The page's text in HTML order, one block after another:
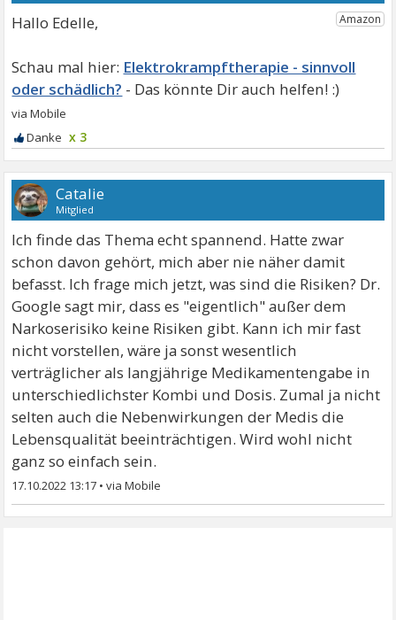
Hallo Edelle,
Elektrokrampftherapie - sinnvoll
oder schädlich?
x 3
Catalie
Mitglied
Ich finde das Thema echt spannend. Hatte zwar
schon davon gehört, mich aber nie näher damit
befasst. Ich frage mich jetzt, was sind die Risiken? Dr.
Google sagt mir, dass es "eigentlich" außer dem
Narkoserisiko keine Risiken gibt. Kann ich mir fast
nicht vorstellen, wäre ja sonst wesentlich
verträglicher als langjährige Medikamentengabe in
unterschiedlichster Kombi und Dosis. Zumal ja nicht
selten auch die Nebenwirkungen der Medis die
Lebensqualität beeinträchtigen. Wird wohl nicht
ganz so einfach sein.
17.10.2022 13:17 •